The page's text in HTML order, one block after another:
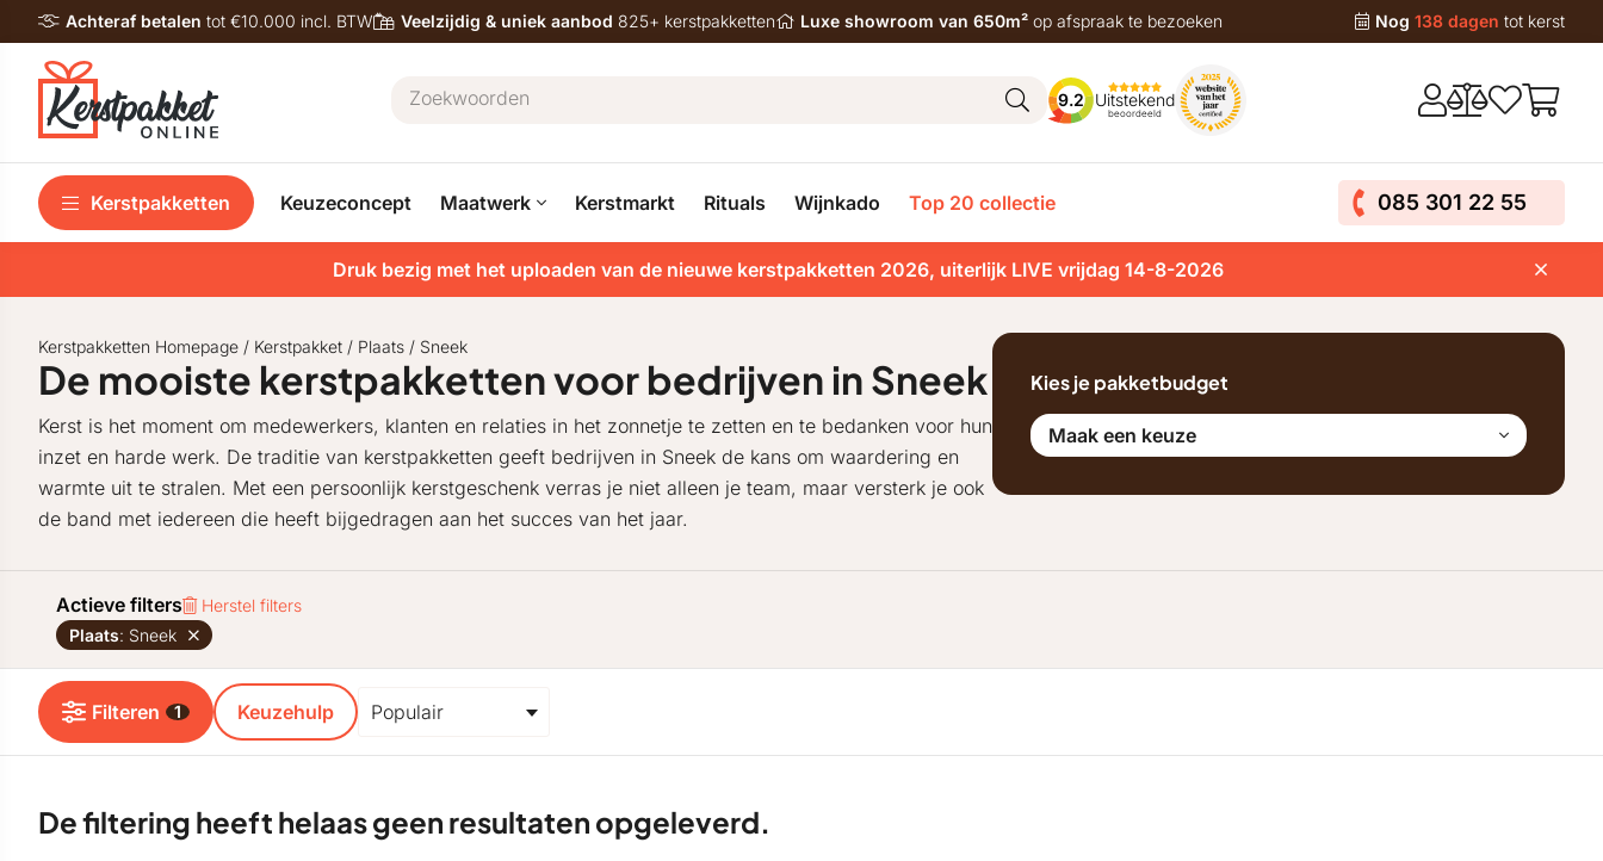
Achteraf betalen tot €10.000 incl. BTW Veelzijdig & uniek aanbod 825+ kerstpakketten Luxe showroom van 650m² op afspraak te bezoeken Nog 138 dagen tot kerst
9.2 Uitstekend
beoordeeld
Kerstpakketten Keuzeconcept Maatwerk Kerstmarkt Rituals Wijnkado Top 20 collectie 085 301 22 55
Druk bezig met het uploaden van de nieuwe kerstpakketten 2026, uiterlijk LIVE vrijdag 14-8-2026
Kerstpakketten Homepage / Kerstpakket / Plaats / Sneek
De mooiste kerstpakketten voor bedrijven in Sneek
Kerst is het moment om medewerkers, klanten en relaties in het zonnetje te zetten en te bedanken voor hun
inzet en harde werk. De traditie van kerstpakketten geeft bedrijven in Sneek de kans om waardering en
warmte uit te stralen. Met een persoonlijk kerstgeschenk verras je niet alleen je team, maar versterk je ook
de band met iedereen die heeft bijgedragen aan het succes van het jaar.
Kies je pakketbudget
Maak een keuze
Actieve filters
Herstel filters
Plaats: Sneek
Filteren 1 Keuzehulp
De filtering heeft helaas geen resultaten opgeleverd.